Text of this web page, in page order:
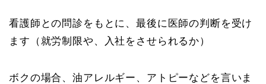
看護師との問診をもとに、最後に医師の判断を受け
ます（就労制限や、入社をさせられるか）
ボクの場合、油アレルギー、アトピーなどを言いま